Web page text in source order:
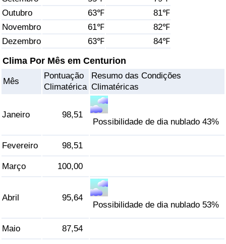
Outubro
63℉
81℉
Novembro
61℉
82℉
Dezembro
63℉ 84℉
Clima Por Mês em Centurion
Mês
Pontuação
Climatérica
Resumo das Condições
Climatéricas
Janeiro 98,51
Possibilidade de dia nublado 43%
Fevereiro 98,51
Março 100,00
Abril 95,64
Possibilidade de dia nublado 53%
Maio 87,54
Saúde
Indicador de Saúde (Atual)
Indicador de Saúde por País
Indicador de Poluição (Atual)
Índice de poluição
Indicador de Poluição por País
Trânsito